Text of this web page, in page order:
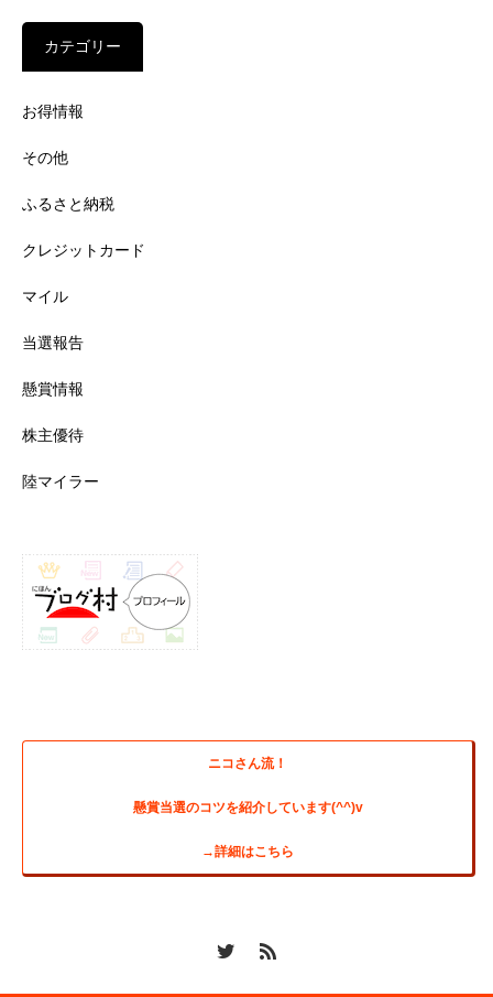
カテゴリー
お得情報
その他
ふるさと納税
クレジットカード
マイル
当選報告
懸賞情報
株主優待
陸マイラー
ニコさん流！
懸賞当選のコツを紹介しています(^^)v
→詳細はこちら